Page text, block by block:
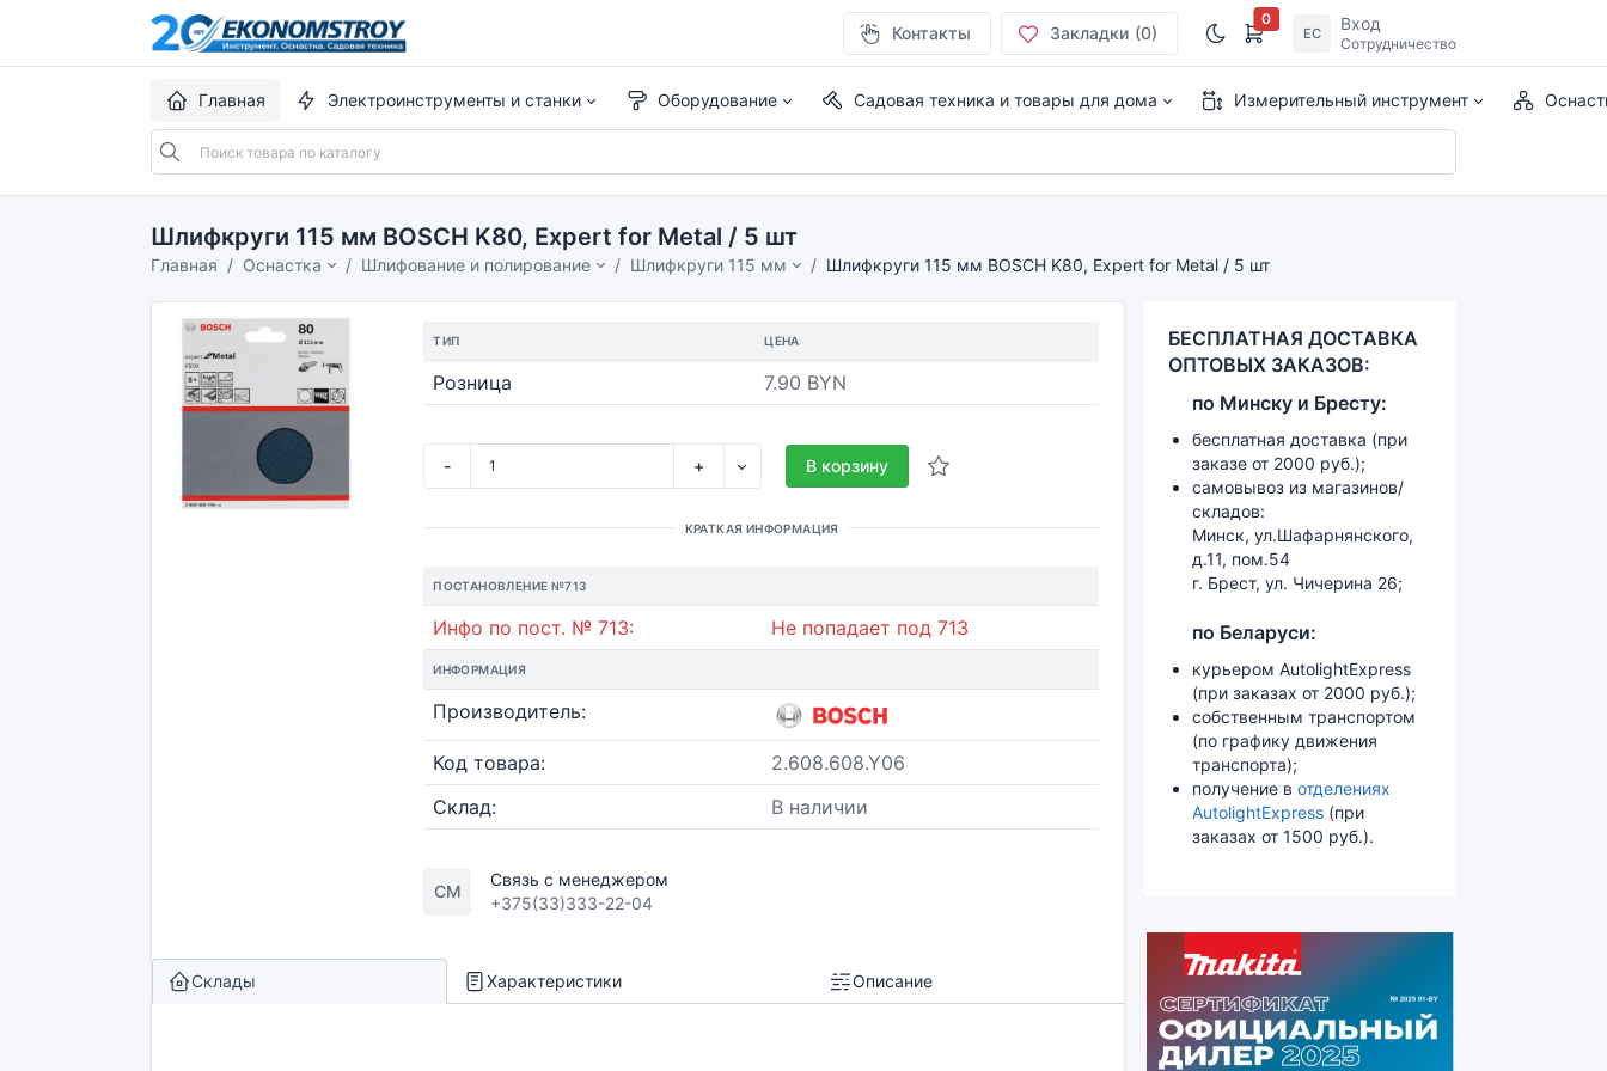
Контакты Закладки (0)
0
ЕС Вход
Сотрудничество
Главная Электроинструменты и станки Оборудование Садовая техника и товары для дома Измерительный инструмент
Шлифкруги 115 мм BOSCH K80, Expert for Metal / 5 шт
Главная Оснастка Шлифование и полирование Шлифкруги 115 мм Шлифкруги 115 мм BOSCH K80, Expert for Metal / 5 шт
ТИП ЦЕНА
Розница 7.90 BYN
- + В корзину
КРАТКАЯ ИНФОРМАЦИЯ
ПОСТАНОВЛЕНИЕ №713
Инфо по пост. № 713: Не попадает под 713
ИНФОРМАЦИЯ
Производитель:
Код товара:
2.608.608.Y06
Склад:
В наличии
СМ
Связь с менеджером
+375(33)333-22-04
Склады Характеристики Описание
БЕСПЛАТНАЯ ДОСТАВКА
ОПТОВЫХ ЗАКАЗОВ:
по Минску и Бресту:
бесплатная доставка (при
заказе от 2000 руб.);
самовывоз из магазинов/
складов:
Минск, ул.Шафарнянского,
д.11, пом.54
г. Брест, ул. Чичерина 26;
по Беларуси:
курьером AutolightExpress
(при заказах от 2000 руб.);
собственным транспортом
(по графику движения
транспорта);
получение в отделениях
AutolightExpress (при
заказах от 1500 руб.).